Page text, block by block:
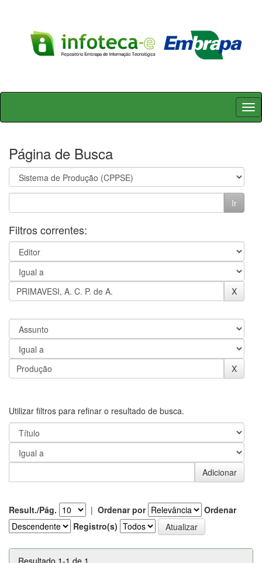
Skip
Página de Busca
Filtros correntes:
Utilizar filtros para refinar o resultado de busca.
Result./Pág. | Ordenar por
Ordenar
Registro(s)
Resultado 1-1 de 1.